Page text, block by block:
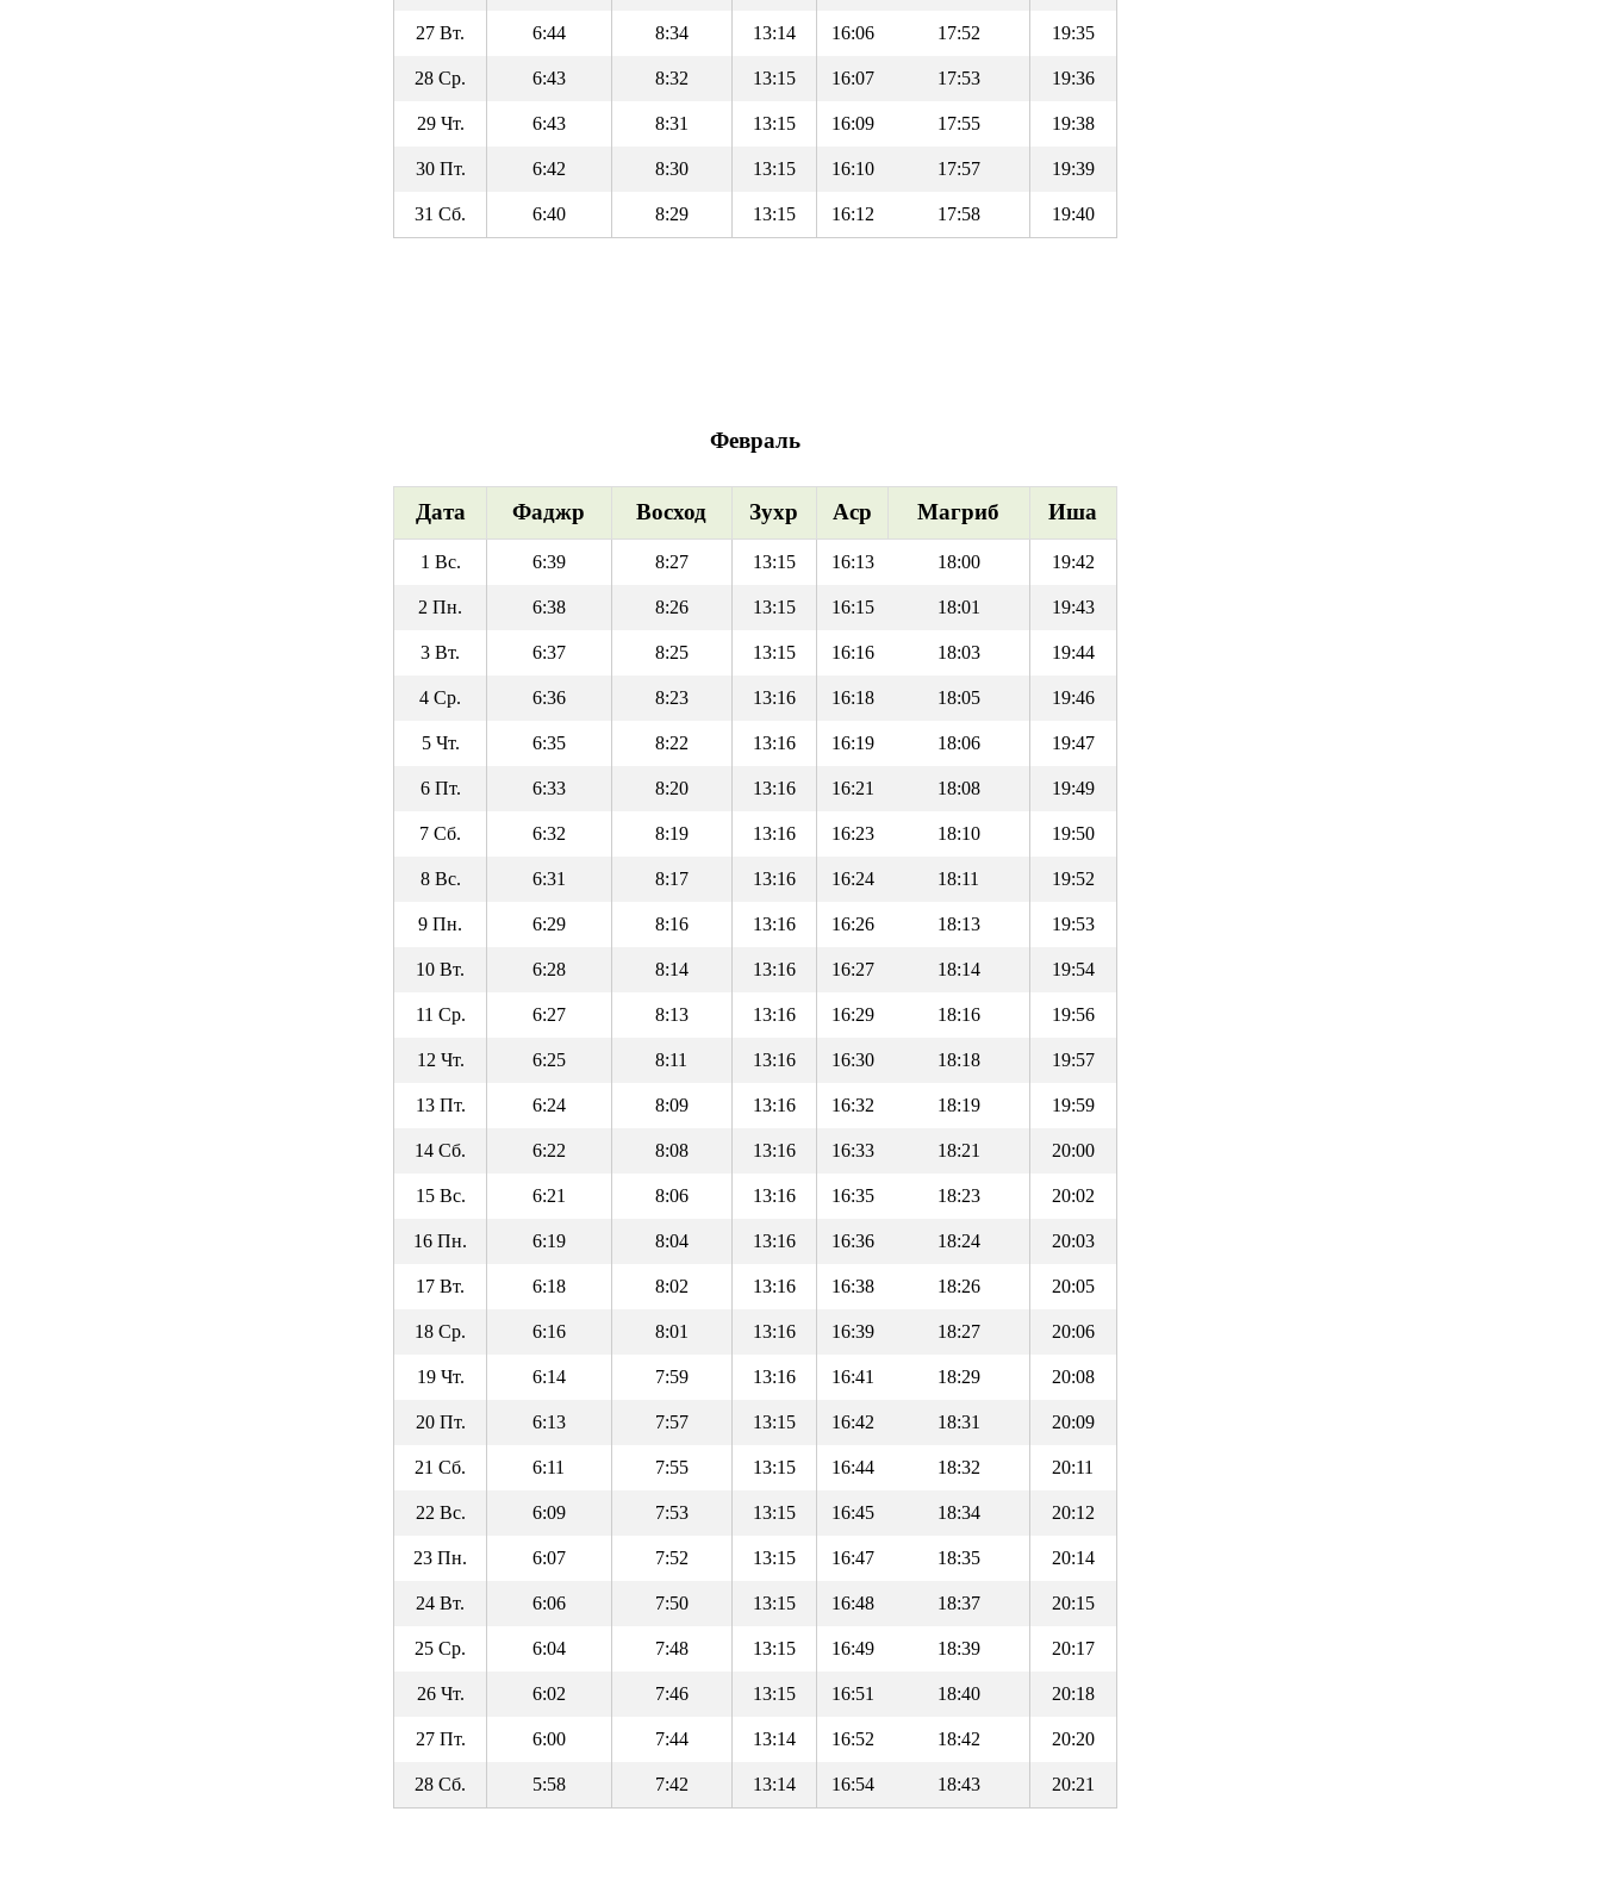
27 Вт. 6:44 8:34 13:14 16:06 17:52 19:35
28 Ср. 6:43 8:32 13:15 16:07 17:53 19:36
29 Чт. 6:43 8:31 13:15 16:09 17:55 19:38
30 Пт. 6:42 8:30 13:15 16:10 17:57 19:39
31 Сб. 6:40 8:29 13:15 16:12 17:58 19:40
Февраль
Дата Фаджр Восход Зухр Аср Магриб Иша
1 Вс. 6:39 8:27 13:15 16:13 18:00 19:42
2 Пн. 6:38 8:26 13:15 16:15 18:01 19:43
3 Вт. 6:37 8:25 13:15 16:16 18:03 19:44
4 Ср. 6:36 8:23 13:16 16:18 18:05 19:46
5 Чт. 6:35 8:22 13:16 16:19 18:06 19:47
6 Пт. 6:33 8:20 13:16 16:21 18:08 19:49
7 Сб. 6:32 8:19 13:16 16:23 18:10 19:50
8 Вс. 6:31 8:17 13:16 16:24 18:11 19:52
9 Пн. 6:29 8:16 13:16 16:26 18:13 19:53
10 Вт. 6:28 8:14 13:16 16:27 18:14 19:54
11 Ср. 6:27 8:13 13:16 16:29 18:16 19:56
12 Чт. 6:25 8:11 13:16 16:30 18:18 19:57
13 Пт. 6:24 8:09 13:16 16:32 18:19 19:59
14 Сб. 6:22 8:08 13:16 16:33 18:21 20:00
15 Вс. 6:21 8:06 13:16 16:35 18:23 20:02
16 Пн. 6:19 8:04 13:16 16:36 18:24 20:03
17 Вт. 6:18 8:02 13:16 16:38 18:26 20:05
18 Ср. 6:16 8:01 13:16 16:39 18:27 20:06
19 Чт. 6:14 7:59 13:16 16:41 18:29 20:08
20 Пт. 6:13 7:57 13:15 16:42 18:31 20:09
21 Сб. 6:11 7:55 13:15 16:44 18:32 20:11
22 Вс. 6:09 7:53 13:15 16:45 18:34 20:12
23 Пн. 6:07 7:52 13:15 16:47 18:35 20:14
24 Вт. 6:06 7:50 13:15 16:48 18:37 20:15
25 Ср. 6:04 7:48 13:15 16:49 18:39 20:17
26 Чт. 6:02 7:46 13:15 16:51 18:40 20:18
27 Пт. 6:00 7:44 13:14 16:52 18:42 20:20
28 Сб. 5:58 7:42 13:14 16:54 18:43 20:21